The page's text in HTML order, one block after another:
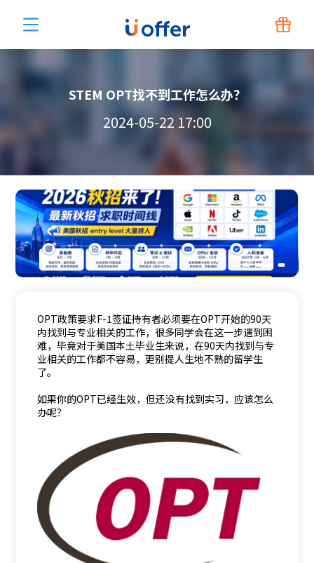
STEM OPT找不到工作怎么办？
2024-05-22 17:00
OPT政策要求F-1签证持有者必须要在OPT开始的90天
内找到与专业相关的工作，很多同学会在这一步遇到困
难，毕竟对于美国本土毕业生来说，在90天内找到与专
业相关的工作都不容易，更别提人生地不熟的留学生
了。
如果你的OPT已经生效，但还没有找到实习，应该怎么
办呢？